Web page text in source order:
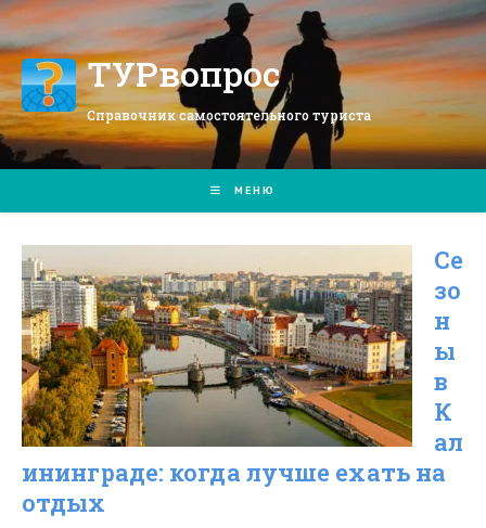
Перейти
к
содержимомуТУРвопрос
Справочник самостоятельного туриста
МЕНЮ
Се
зо
н
ы
в
К
ал
ининграде: когда лучше ехать на
отдых